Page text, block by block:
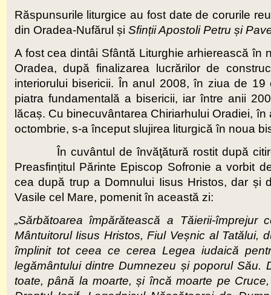
Răspunsurile liturgice au fost date de corurile
din Oradea-Nufărul și Sfinții Apostoli Petru și
A fost cea dintâi Sfântă Liturghie arhierească în
Oradea, după finalizarea lucrărilor de
interiorului bisericii. În anul 2008, în ziua de
piatra fundamentală a bisericii, iar între anii
lăcaș. Cu binecuvântarea Chiriarhului Oradiei,
octombrie, s-a început slujirea liturgică în noua
În cuvântul de învăţătură rostit după
Preasfințitul Părinte Episcop Sofronie a vorbit
cea după trup a Domnului Iisus Hristos, dar și
Vasile cel Mare, pomenit în această zi:
„Sărbătoarea împărătească a Tăierii-
Mântuitorul Iisus Hristos, Fiul Veșnic al Tatălui,
împlinit tot ceea ce cerea Legea iudaică
legământului dintre Dumnezeu și poporul Său.
toate, până la moarte, și încă moarte pe